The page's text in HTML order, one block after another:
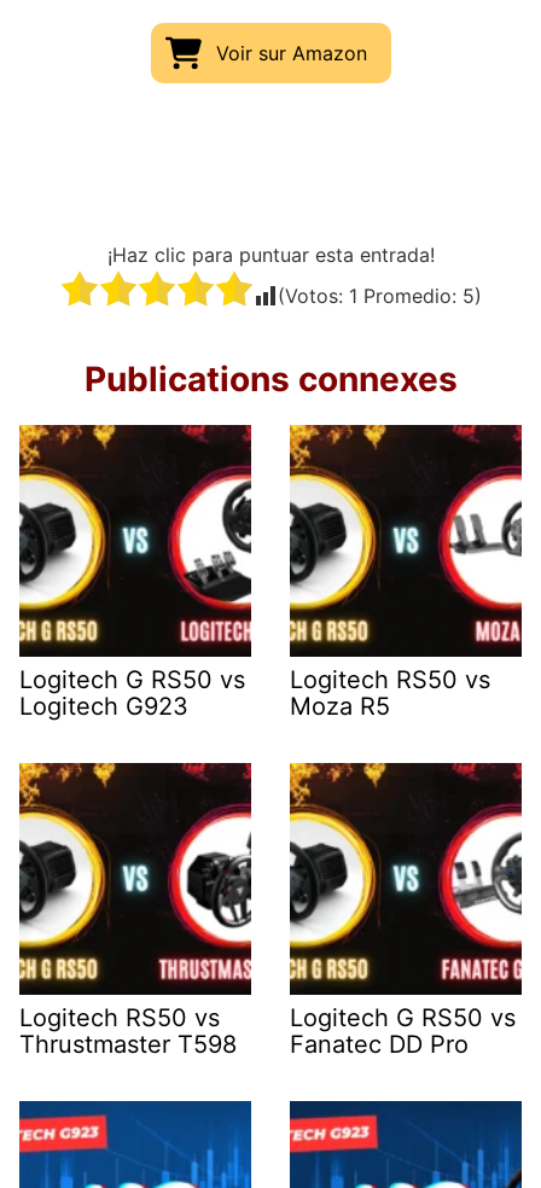
Voir sur Amazon
¡Haz clic para puntuar esta entrada!
(Votos: 1 Promedio: 5)
Publications connexes
Logitech G RS50 vs
Logitech G923
Logitech RS50 vs
Moza R5
Logitech RS50 vs
Thrustmaster T598
Logitech G RS50 vs
Fanatec DD Pro